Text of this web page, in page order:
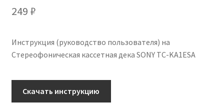
249 ₽
Инструкция (руководство пользователя) на
Стереофоническая кассетная дека SONY TC-KA1ESA
Скачать инструкцию